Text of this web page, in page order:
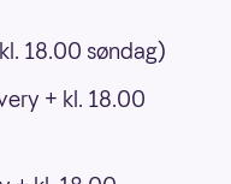
18.00 søndag)
+ kl. 18.00